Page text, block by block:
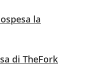
la
di TheFork